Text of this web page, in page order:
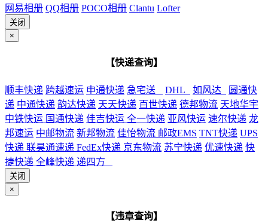
网易相册 QQ相册 POCO相册 Clantu Lofter
关闭
×
【快递查询】
顺丰快递 跨越速运 申通快递 急宅送 DHL 如风达
圆通快
递 中通快递 韵达快递 天天快递 百世快递 德邦物流 天地华宇
中铁快运 国通快递 佳吉快运 全一快递 亚风快运 速尔快递 龙
邦速运 中邮物流 新邦物流 佳怡物流 邮政EMS TNT快递 UPS
快递 联昊通速递 FedEx快递 京东物流 苏宁快递 优速快递 快
捷快递 全峰快递 递四方
关闭
×
【违章查询】